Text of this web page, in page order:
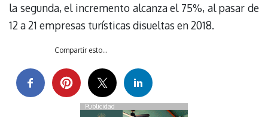
la segunda, el incremento alcanza el 75%, al pasar de
12 a 21 empresas turísticas disueltas en 2018.
Compartir esto...
Publicidad